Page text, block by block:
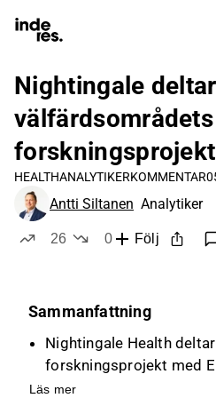
Nightingale
välfärdsområdets
forskningsprojekt
HEALTHANALYTIKERKOMMENTAR
Antti Siltanen Analytiker
26
0
Följ
Sammanfattning
Nightingale Health
forskningsprojekt med
blodanalysteknologi
Läs mer